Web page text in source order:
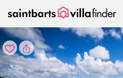
Vos paramètres de cookies